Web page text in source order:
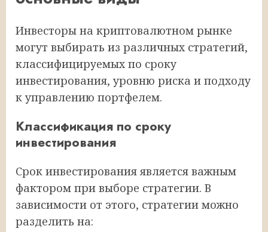
Инвесторы на криптовалютном рынке
могут выбирать из различных стратегий,
классифицируемых по сроку
инвестирования, уровню риска и подходу
к управлению портфелем.
Классификация по сроку
инвестирования
Срок инвестирования является важным
фактором при выборе стратегии. В
зависимости от этого, стратегии можно
разделить на: